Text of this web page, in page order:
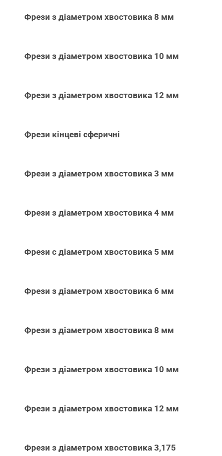
Фрези з діаметром хвостовика 8 мм
Фрези з діаметром хвостовика 10 мм
Фрези з діаметром хвостовика 12 мм
Фрези кінцеві сферичні
Фрези з діаметром хвостовика 3 мм
Фрези з діаметром хвостовика 4 мм
Фрези с діаметром хвостовика 5 мм
Фрези з діаметром хвостовика 6 мм
Фрези з діаметром хвостовика 8 мм
Фрези з діаметром хвостовика 10 мм
Фрези з діаметром хвостовика 12 мм
Фрези з діаметром хвостовика 3,175